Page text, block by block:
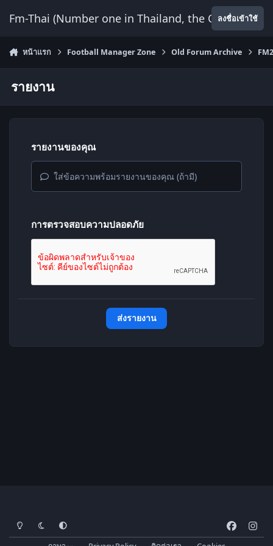
Fm-Thai (Number one in Thailand, the Onlyลงชื่อเข้าใช้
หน้าแรก Football Manager Zone Old Forum Archive
รายงาน
รายงานของคุณ
ใส่ข้อความพร้อมรายงานของคุณ (ถ้ามี)
การตรวจสอบความปลอดภัย
ส่งรายงาน
โหมดสว่างโหมดมืด การตั้งค่าระบบ
a
n